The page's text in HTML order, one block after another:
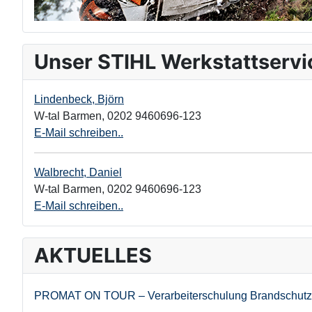
Unser STIHL
Lindenbeck, Björn
W-tal Barmen, 0202 9460696-123
E-Mail schreiben..
Walbrecht, Daniel
W-tal Barmen, 0202 9460696-123
E-Mail schreiben..
AKTUELLES
PROMAT ON TOUR – Verarbeiterschulung Brandschutz